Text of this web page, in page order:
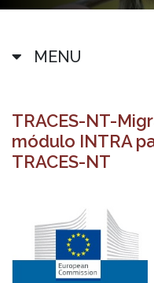
MENU
TRACES-NT-
módulo INTRA
TRACES-NT